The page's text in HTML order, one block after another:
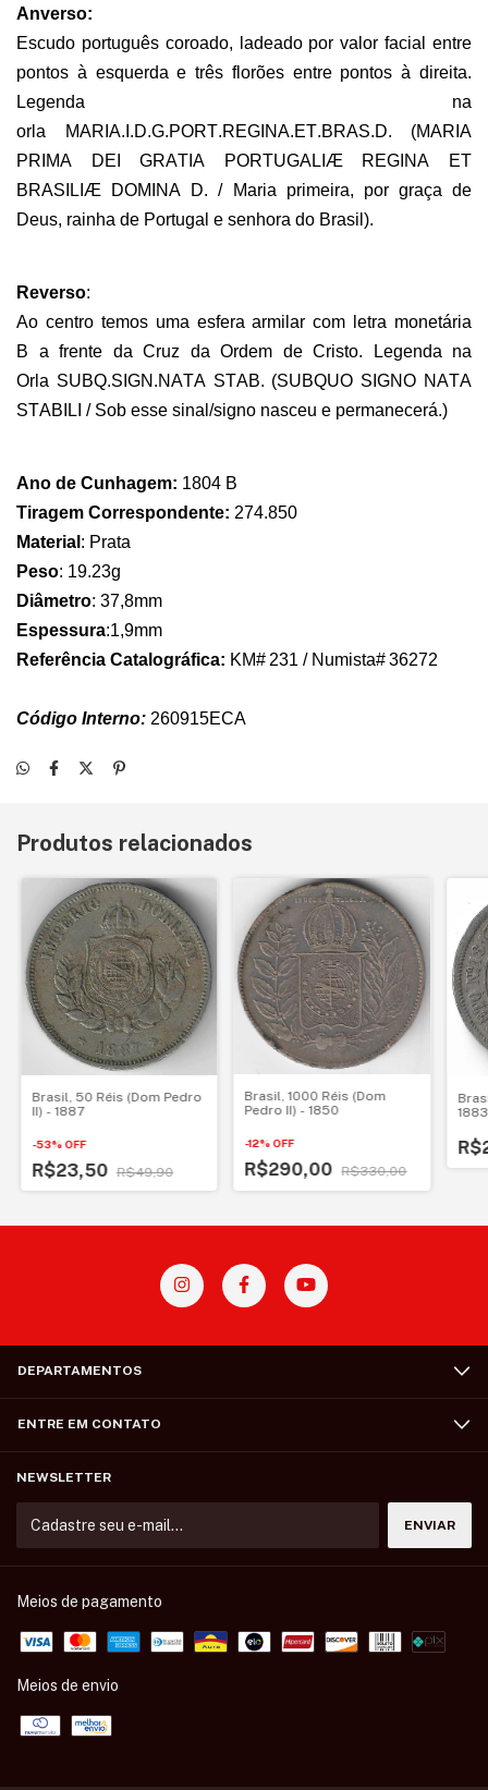
Anverso:
Escudo português coroado, ladeado por valor facial entre
pontos à esquerda e três florões entre pontos à direita.
Legenda na
orla
MARIA.I.D.G.PORT.REGINA.ET.BRAS.D. (MARIA
PRIMA DEI GRATIA PORTUGALIÆ REGINA ET
BRASILIÆ DOMINA D. / Maria primeira, por graça de
Deus, rainha de Portugal e senhora do Brasil).
Reverso:
Ao centro temos uma esfera armilar com letra monetária
B a frente da Cruz da Ordem de Cristo. Legenda na
Orla SUBQ.SIGN.NATASTAB. (SUBQUO SIGNO NATA
STABILI / Sob esse sinal/signo nasceu e permanecerá.)
Ano de Cunhagem: 1804 B
Tiragem Correspondente: 274.850
Material : Prata
Peso: 19.23g
Diâmetro: 37,8mm
Espessura:1,9mm
Referência Catalográfica: KM# 231 / Numista# 36272
Código Interno: 260915ECA
Produtos relacionados
Brasil, 50 Réis (Dom Pedro
II) - 1887
-53%OFF
R$23,50 R$49,90
Brasil, 1000 Réis (Dom
Pedro II) - 1850
-12%OFF
R$290,00 R$330,00
1883
DEPARTAMENTOS
ENTRE EM CONTATO
NEWSLETTER
Meios de pagamento
Meios de envio